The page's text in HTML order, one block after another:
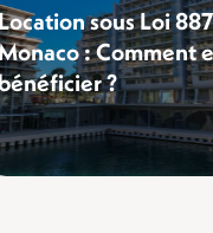
sous Loi
: Comment
?